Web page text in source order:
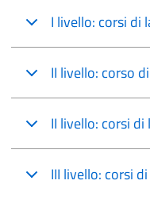
I livello: corsi di
II livello: corso
II livello: corsi
III livello: corsi